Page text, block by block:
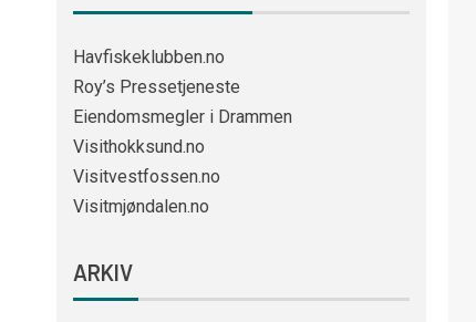
Havfiskeklubben.no
Roy’s Pressetjeneste
Eiendomsmegler i Drammen
Visithokksund.no
Visitvestfossen.no
Visitmjøndalen.no
ARKIV